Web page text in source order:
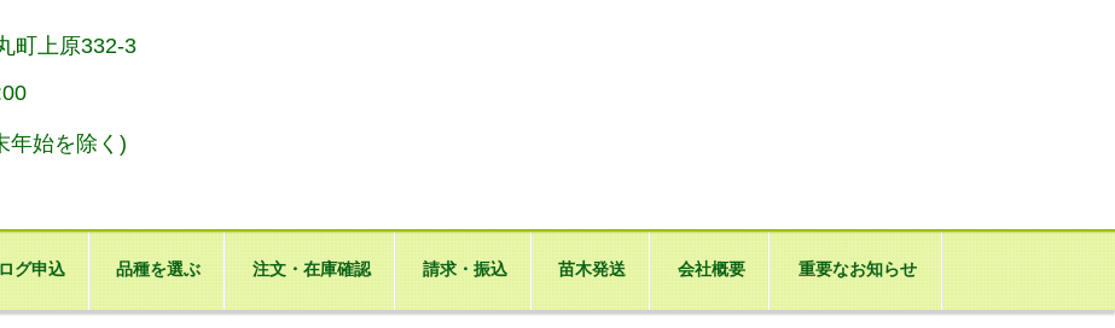
町上原332-3
年始を除く)
グ申込 品種を選ぶ 注文・在庫確認 請求・振込 苗木発送 会社概要 重要なお知らせ